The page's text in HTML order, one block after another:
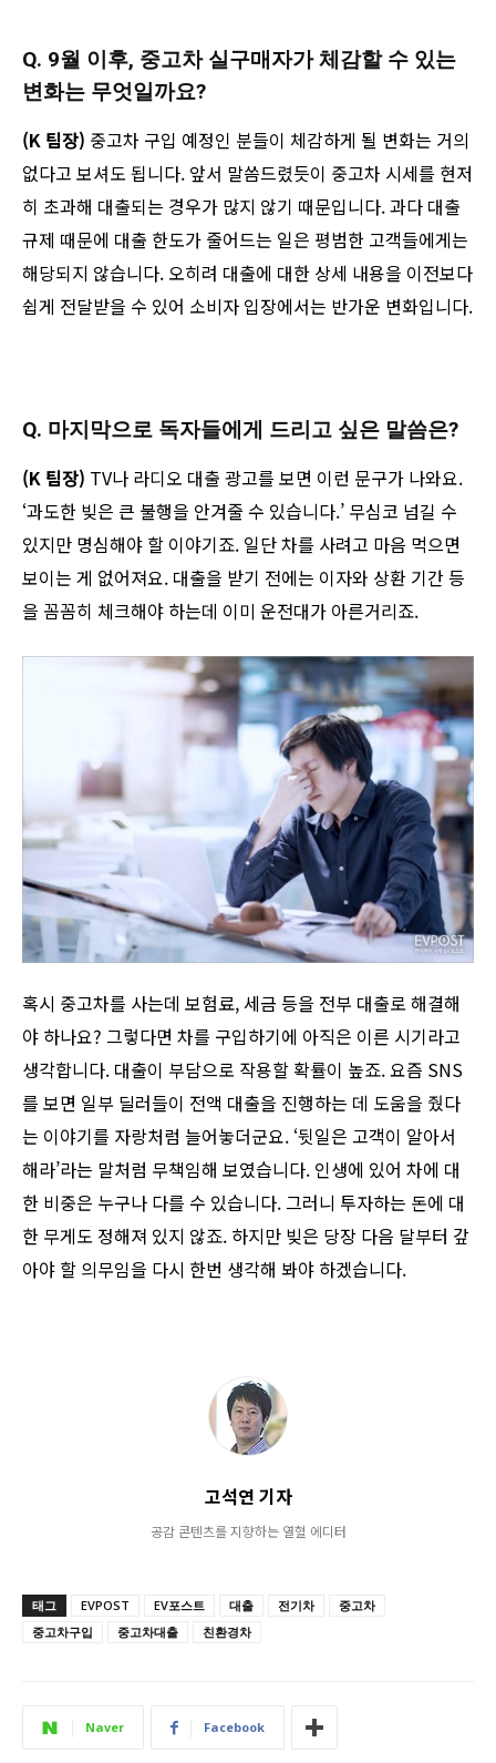
Q. 9월 이후, 중고차 실구매자가 체감할 수 있는
변화는 무엇일까요?
(K 팀장) 중고차 구입 예정인 분들이 체감하게 될 변화는 거의
없다고 보셔도 됩니다. 앞서 말씀드렸듯이 중고차 시세를 현저
히 초과해 대출되는 경우가 많지 않기 때문입니다. 과다 대출
규제 때문에 대출 한도가 줄어드는 일은 평범한 고객들에게는
해당되지 않습니다. 오히려 대출에 대한 상세 내용을 이전보다
쉽게 전달받을 수 있어 소비자 입장에서는 반가운 변화입니다.
Q. 마지막으로 독자들에게 드리고 싶은 말씀은?
(K 팀장) TV나 라디오 대출 광고를 보면 이런 문구가 나와요.
‘과도한 빚은 큰 불행을 안겨줄 수 있습니다.’ 무심코 넘길 수
있지만 명심해야 할 이야기죠. 일단 차를 사려고 마음 먹으면
보이는 게 없어져요. 대출을 받기 전에는 이자와 상환 기간 등
을 꼼꼼히 체크해야 하는데 이미 운전대가 아른거리죠.
혹시 중고차를 사는데 보험료, 세금 등을 전부 대출로 해결해
야 하나요? 그렇다면 차를 구입하기에 아직은 이른 시기라고
생각합니다. 대출이 부담으로 작용할 확률이 높죠. 요즘 SNS
를 보면 일부 딜러들이 전액 대출을 진행하는 데 도움을 줬다
는 이야기를 자랑처럼 늘어놓더군요. ‘뒷일은 고객이 알아서
해라’라는 말처럼 무책임해 보였습니다. 인생에 있어 차에 대
한 비중은 누구나 다를 수 있습니다. 그러니 투자하는 돈에 대
한 무게도 정해져 있지 않죠. 하지만 빚은 당장 다음 달부터 갚
아야 할 의무임을 다시 한번 생각해 봐야 하겠습니다.
고석연 기자
공감 콘텐츠를 지향하는 열혈 에디터
태그 EVPOST EV포스트 대출 전기차
중고차
중고차구입
중고차대출 친환경차
Naver Facebook